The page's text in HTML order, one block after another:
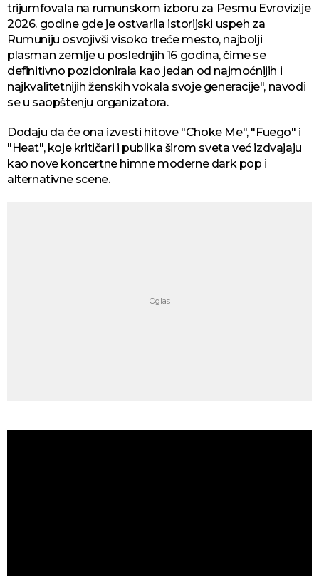
trijumfovala na rumunskom izboru za Pesmu Evrovizije
2026. godine gde je ostvarila istorijski uspeh za
Rumuniju osvojivši visoko treće mesto, najbolji
plasman zemlje u poslednjih 16 godina, čime se
definitivno pozicionirala kao jedan od najmoćnijih i
najkvalitetnijih ženskih vokala svoje generacije", navodi
se u saopštenju organizatora.
Dodaju da će ona izvesti hitove "Choke Me", "Fuego" i
"Heat", koje kritičari i publika širom sveta već izdvajaju
kao nove koncertne himne moderne dark pop i
alternativne scene.